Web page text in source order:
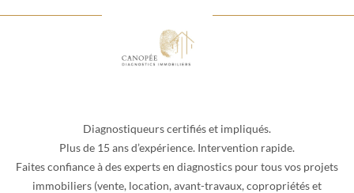
Diagnostiqueurs certifiés et impliqués.
Plus de 15 ans d’expérience. Intervention rapide.
Faites confiance à des experts en diagnostics pour tous vos projets
immobiliers (vente, location, avant-travaux, copropriétés et